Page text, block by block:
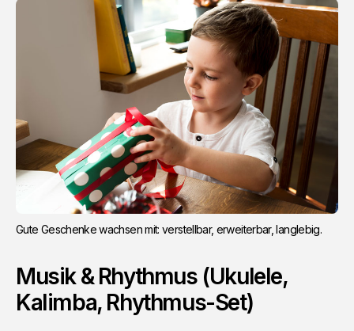
Gute Geschenke wachsen mit: verstellbar, erweiterbar, langlebig.
Musik & Rhythmus (Ukulele,
Kalimba, Rhythmus-Set)